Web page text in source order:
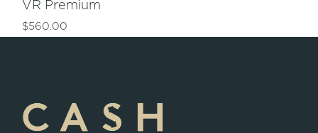
VR Premium
$560.00